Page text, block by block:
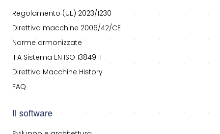
Regolamento (UE) 2023/1230
Direttiva macchine 2006/42/CE
Norme armonizzate
IFA Sistema EN ISO 13849-1
Direttiva Macchine History
FAQ
Il software